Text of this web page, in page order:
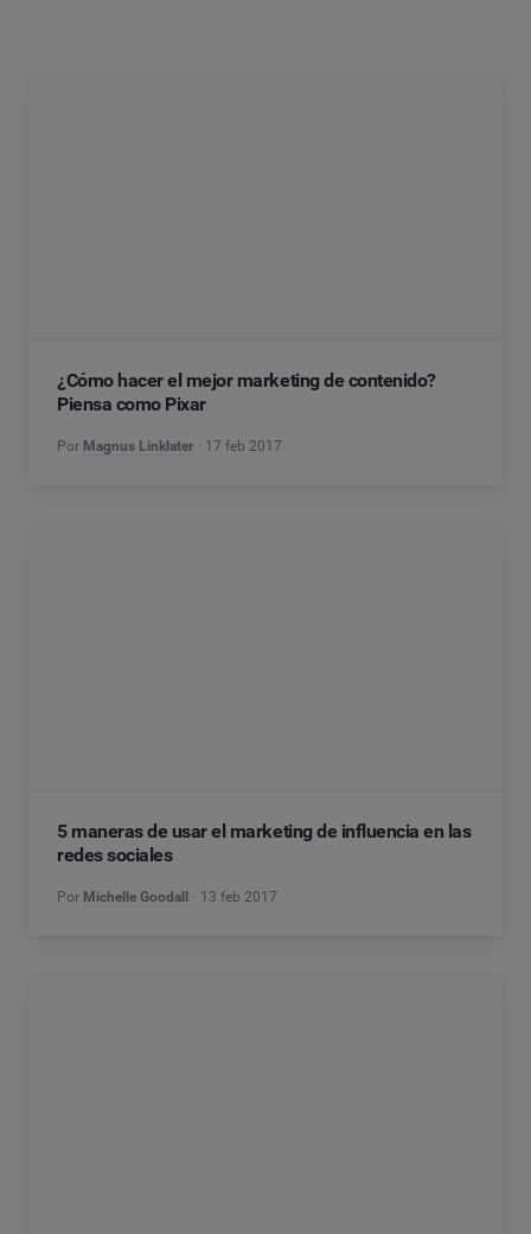
¿Cómo hacer el mejor marketing de contenido?
Piensa como Pixar
Por Magnus Linklater 17 feb 2017
5 maneras de usar el marketing de influencia en las
redes sociales
Por Michelle Goodall 13 feb 2017